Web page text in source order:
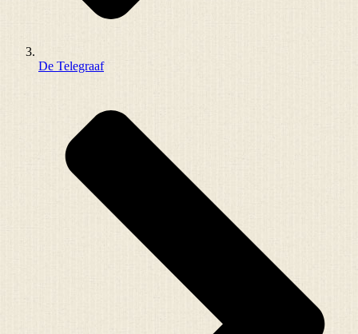
De Telegraaf